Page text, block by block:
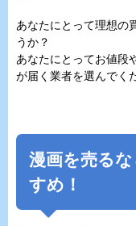
あなたにとって理想の
うか？
あなたにとってお値段
が届く業者を選んでく
漫画を売る
すめ！